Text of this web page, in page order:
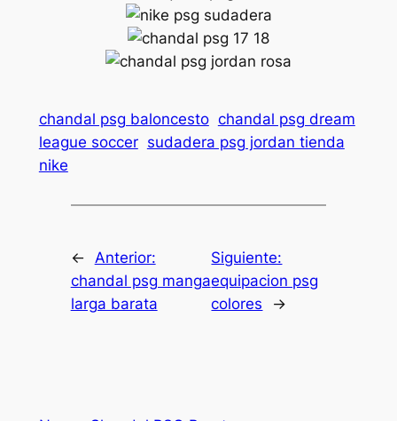
chandal psg baloncesto chandal psg dream
league soccer sudadera psg jordan tienda
nike
←
Anterior:
chandal psg manga
larga barata
Siguiente:
equipacion psg
colores
→